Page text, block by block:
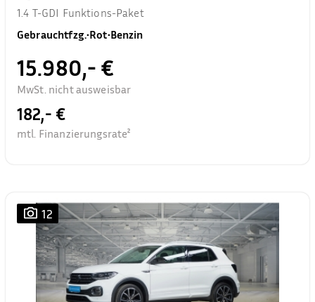
1.4 T-GDI Funktions-Paket
Gebrauchtfzg.•Rot•Benzin
15.980,- €
MwSt. nicht ausweisbar
182,- €
mtl. Finanzierungsrate²
12